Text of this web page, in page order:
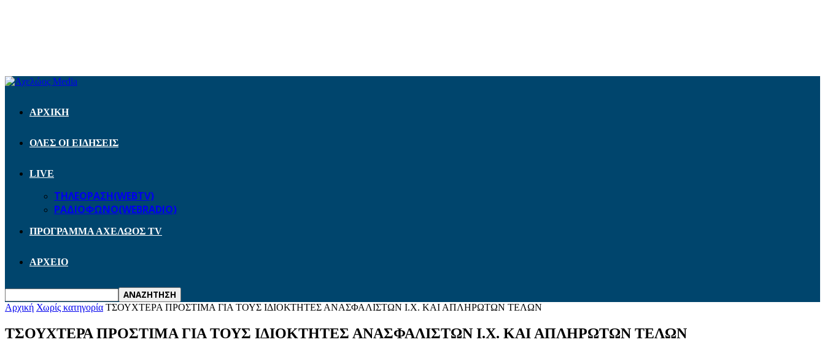
ΑΡΧΙΚΗ
ΟΛΕΣ ΟΙ ΕΙΔΗΣΕΙΣ
LIVE
ΤΗΛΕΟΡΑΣΗ(WEBTV)
ΡΑΔΙΟΦΩΝΟ(WEBRADIO)
ΠΡΟΓΡΑΜΜΑ ΑΧΕΛΩΟΣ TV
ΑΡΧΕΙΟ
Αρχική Χωρίς κατηγορία ΤΣΟΥΧΤΕΡΑ ΠΡΟΣΤΙΜΑ ΓΙΑ ΤΟΥΣ ΙΔΙΟΚΤΗΤΕΣ ΑΝΑΣΦΑΛΙΣΤΩΝ Ι.Χ. ΚΑΙ ΑΠΛΗΡΩΤΩΝ ΤΕΛΩΝ
ΤΣΟΥΧΤΕΡΑ ΠΡΟΣΤΙΜΑ ΓΙΑ ΤΟΥΣ ΙΔΙΟΚΤΗΤΕΣ ΑΝΑΣΦΑΛΙΣΤΩΝ Ι.Χ. ΚΑΙ ΑΠΛΗΡΩΤΩΝ ΤΕΛΩΝ